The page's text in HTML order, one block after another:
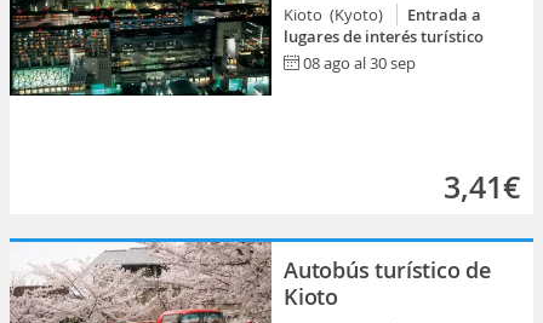
Kioto (Kyoto)
Entrada a
lugares de interés turístico
08 ago al 30 sep
3,41€
Autobús turístico de
Kioto